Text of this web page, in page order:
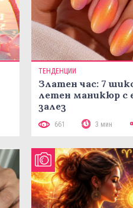
ТЕНДЕНЦИИ
Златен час: 7
летен маникюр с
залез
661 3 мин